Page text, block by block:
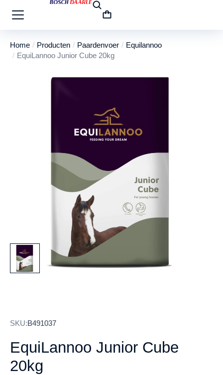
Je bent hier:
Home Producten Paardenvoer
Equilannoo
EquiLannoo Junior Cube 20kg
SKU:B491037
EquiLannoo Junior Cube
20kg